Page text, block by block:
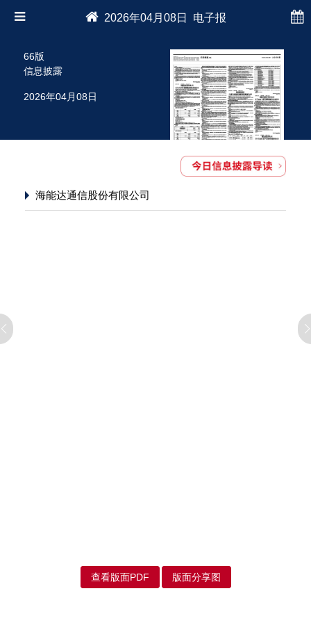
2026年04月08日 电子报
66版
信息披露
2026年04月08日
海能达通信股份有限公司
查看版面PDF 版面分享图